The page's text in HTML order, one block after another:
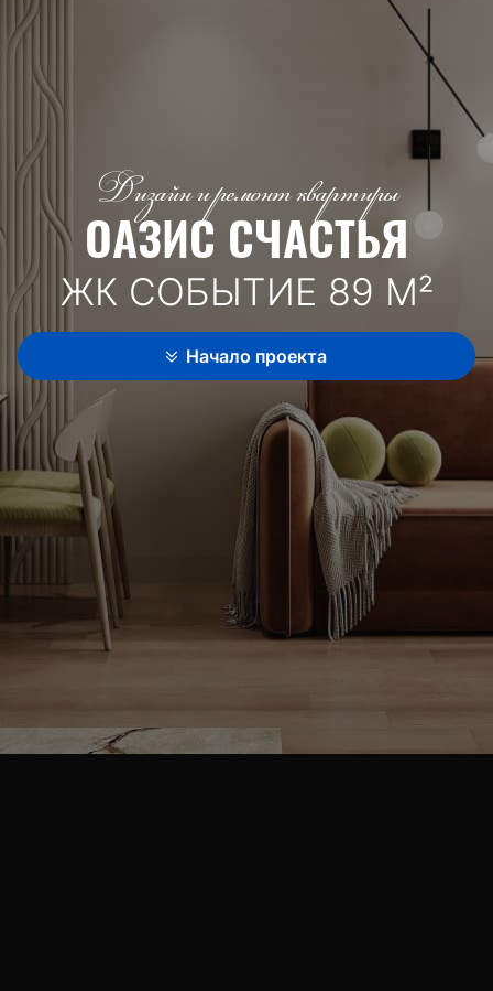
Дизайн и ремонт квартиры
ОАЗИС СЧАСТЬЯ
ЖК СОБЫТИЕ 89 М²
Начало проекта